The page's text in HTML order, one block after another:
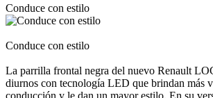
Conduce con estilo
Conduce con estilo
La parrilla frontal negra del nuevo Renault
diurnos con tecnología LED que brindan más
conducción y le dan un mayor estilo. En su